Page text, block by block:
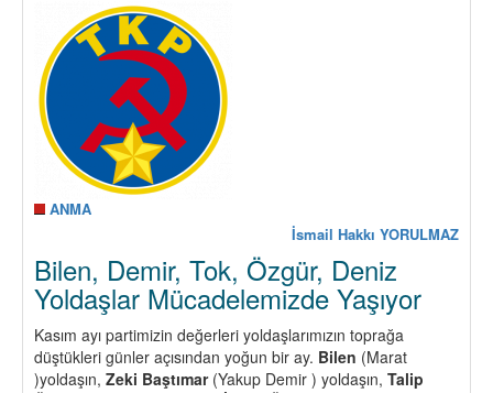
ANMA
İsmail Hakkı YORULMAZ
Bilen, Demir, Tok, Özgür, Deniz
Yoldaşlar Mücadelemizde Yaşıyor
Kasım ayı partimizin değerleri yoldaşlarımızın toprağa
düştükleri günler açısından yoğun bir ay. Bilen (Marat
)yoldaşın, Zeki Baştımar (Yakup Demir ) yoldaşın, Talip